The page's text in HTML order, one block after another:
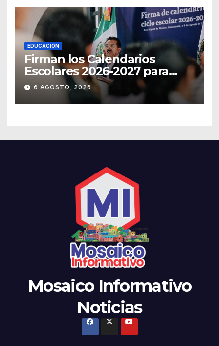
EDUCACIÓN
Firman los Calendarios
Escolares 2026-2027 para
Guanajuato
6 AGOSTO, 2026
Mosaico Informativo
Noticias